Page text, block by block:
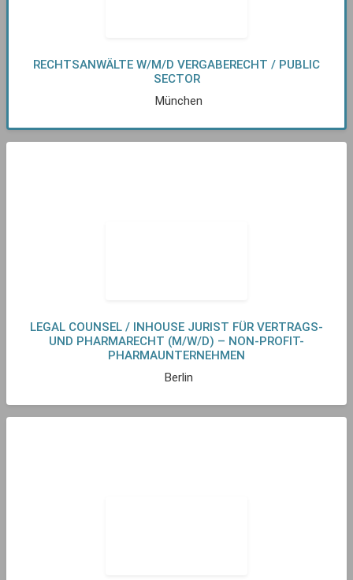
RECHTSANWÄLTE W/M/D VERGABERECHT / PUBLIC
SECTOR
München
LEGAL COUNSEL / INHOUSE JURIST FÜR VERTRAGS-
UND PHARMARECHT (M/W/D) – NON-PROFIT-
PHARMAUNTERNEHMEN
Berlin